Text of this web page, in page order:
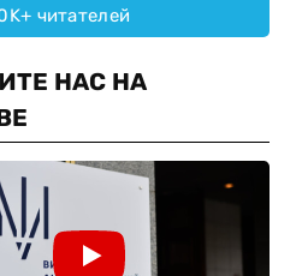
читателей
НАС НА